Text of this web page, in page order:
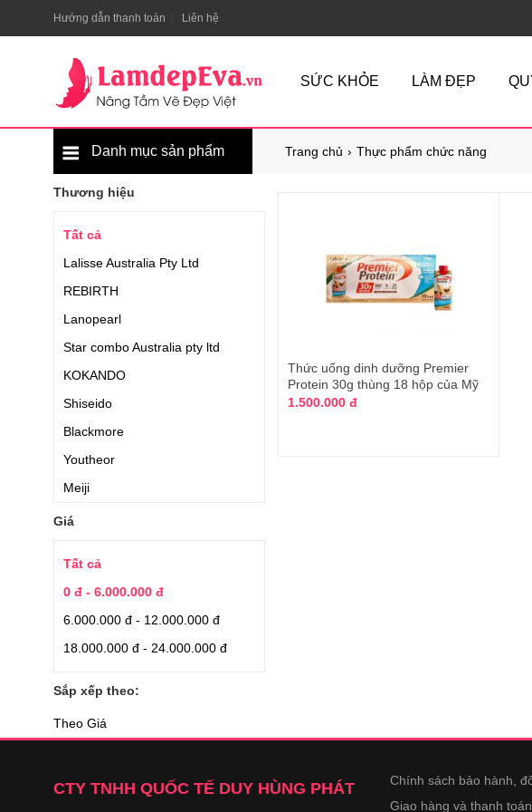
Hướng dẫn thanh toán Liên hệ
SỨC KHỎE LÀM ĐẸP
Trang chủ Thực phẩm chức năng
Danh mục sản phẩm
Thương hiệu
Tất cả
Lalisse Australia Pty Ltd
REBIRTH
Lanopearl
Star combo Australia pty ltd
KOKANDO
Shiseido
Blackmore
Youtheor
Meiji
Jarrow Formulas
Applied Nutrition
Nature’s Bounty
Auhealth
Earthrise
Japan Algae
Quaker Oats
YuHan.Co
Giá
Tất cả
0 đ - 6.000.000 đ
6.000.000 đ - 12.000.000 đ
18.000.000 đ - 24.000.000 đ
Sắp xếp theo:
Theo Giá
Thức uống dinh dưỡng Premier
Protein 30g thùng 18 hộp của Mỹ
1.500.000 đ
CTY TNHH QUỐC TẾ DUY HÙNG PHÁT
Chính sách bảo hành,
Giao hàng và thanh toán